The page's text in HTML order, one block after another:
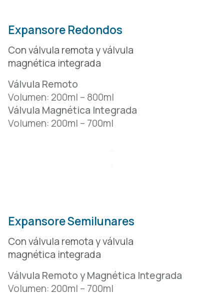
Expansore Redondos
Con válvula remota y válvula
magnética integrada
Válvula Remoto
Volumen: 200ml – 800ml
Válvula Magnética Integrada
Volumen: 200ml – 700ml
Expansore Semilunares
Con válvula remota y válvula
magnética integrada
Válvula Remoto y Magnética Integrada
Volumen: 200ml – 700ml